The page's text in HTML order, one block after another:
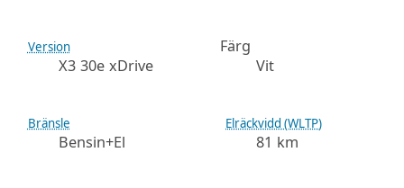
Version
X3 30e xDrive
Färg
Vit
Bränsle
Bensin+El
Elräckvidd (WLTP)
81 km